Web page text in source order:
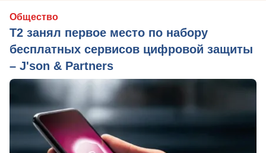
Общество
Т2 занял первое место по набору
бесплатных сервисов цифровой защиты
– J'son & Partners